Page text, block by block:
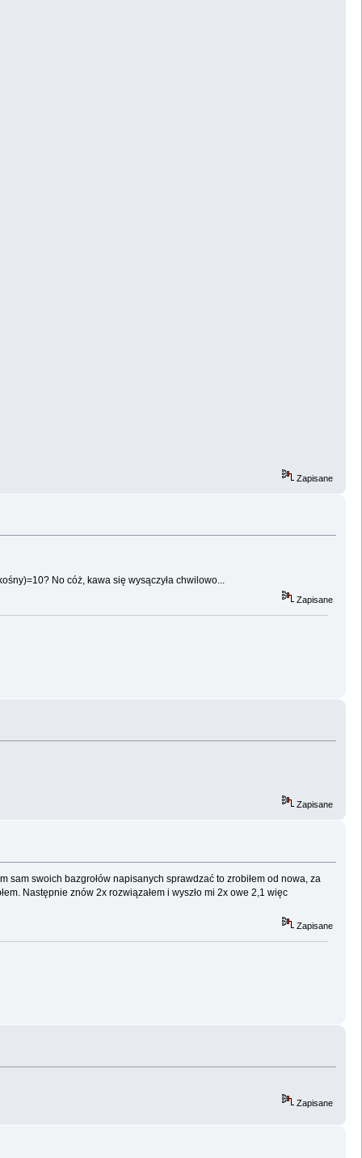
Zapisane
No cóż, kawa się wysączyła chwilowo...
Zapisane
Zapisane
sam swoich bazgrołów napisanych sprawdzać to zrobiłem od nowa, za
Następnie znów 2x rozwiązałem i wyszło mi 2x owe 2,1 więc
Zapisane
Zapisane